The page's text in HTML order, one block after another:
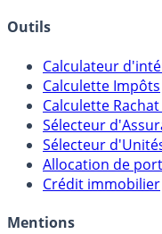
Outils
Calculateur
Calculette Impôts
Calculette
Sélecteur
Sélecteur
Allocation de
Crédit immobilier
Mentions